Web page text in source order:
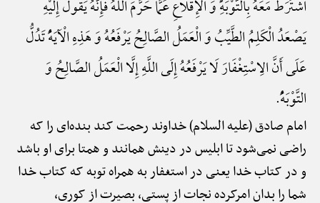
اشْتَرَطَ مَعَهُ بِالتَّوْبَهًِْ وَ الْإِقْلَاعِ عَمَّا حَرَّمَ اللَّهُ فَإِنَّهُ یَقُولُ إِلَیْهِ
یَصْعَدُ الْکَلِمُ الطَّیِّبُ وَ الْعَمَلُ الصَّالِحُ یَرْفَعُهُ وَ هَذِهِ الْآیَهًُْ تَدُلُّ
عَلَی أَنَّ الِاسْتِغْفَارَ لَا یَرْفَعُهُ إِلَی اللَّهِ إِلَّا الْعَمَلُ الصَّالِحُ وَ
التَّوْبَهًُْ.
امام صادق (علیه السلام) خداوند رحمت کند بنده‌ای را که
راضی نمی‌شود تا ابلیس در دینش همانند و همتا برای او باشد
و در کتاب خدا یعنی در استغفار به همراه توبه که کتاب خدا
شما را بدان امرکرده نجات از پستی، بصیرت از کوری،